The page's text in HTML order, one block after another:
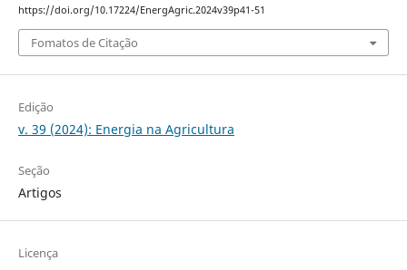
https://doi.org/10.17224/EnergAgric.2024v39p41-51
Fomatos de Citação
Edição
v. 39 (2024): Energia na Agricultura
Seção
Artigos
Licença